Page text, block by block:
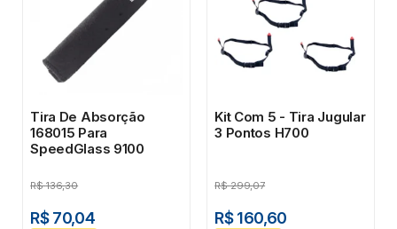
Tira De Absorção
168015 Para
SpeedGlass 9100
R$ 136,30
R$ 70,04
Kit Com 5 - Tira Jugular
3 Pontos H700
R$ 299,07
R$ 160,60